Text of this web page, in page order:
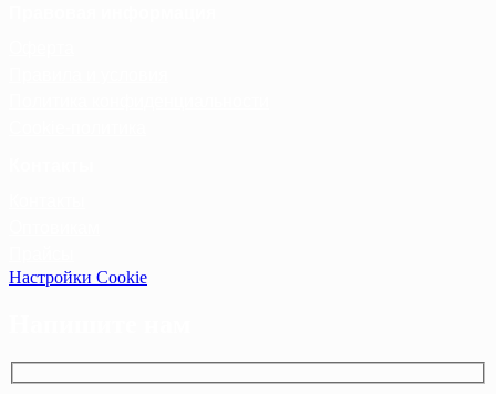
Настройки Cookie